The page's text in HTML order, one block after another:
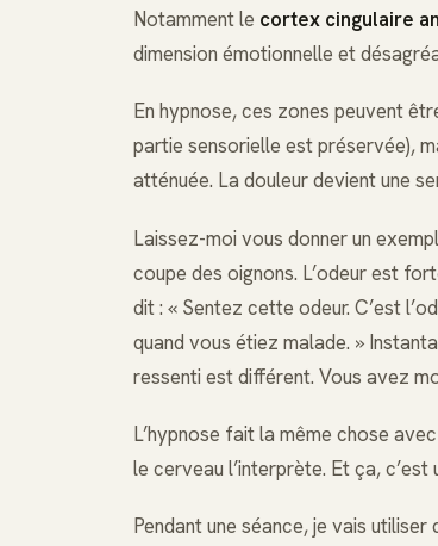
Notamment le cortex cingulaire
dimension émotionnelle et
En hypnose, ces zones peuvent
partie sensorielle est préservée),
atténuée. La douleur devient une
Laissez-moi vous donner un
coupe des oignons. L’odeur est
dit : « Sentez cette odeur. C’est
quand vous étiez malade. »
ressenti est différent. Vous avez
L’hypnose fait la même chose
le cerveau l’interprète. Et ça, c’est
Pendant une séance, je vais